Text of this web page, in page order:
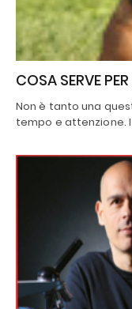
COSA SERVE
Non è tanto una
tempo e attenzione.